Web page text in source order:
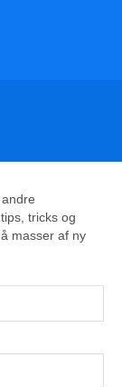
tricks og
masser af ny